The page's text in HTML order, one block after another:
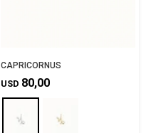
CAPRICORNUS
USD 80,00